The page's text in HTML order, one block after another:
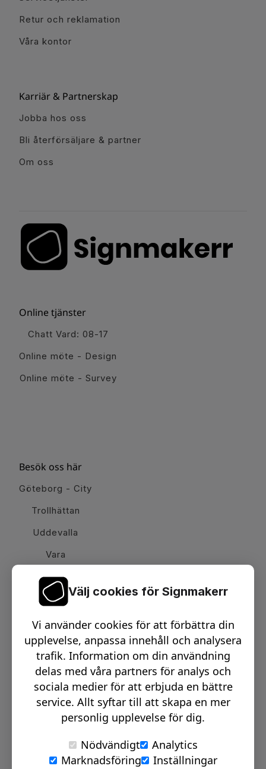
Retur och reklamation
Våra kontor
Karriär & Partnerskap
Jobba hos oss
Bli återförsäljare & partner
Om oss
Online tjänster
Chatt Vard: 08-17
Online möte - Design
Online möte - Survey
Besök oss här
Göteborg - City
Trollhättan
Uddevalla
Vara
Email:info@signmakerr.se
PSST, HÄNG MED PÅ VÅR RESA!
© Signmakerr 2022 - 2026
Välj cookies för Signmakerr
Vi använder cookies för att förbättra din
upplevelse, anpassa innehåll och analysera
trafik. Information om din användning
delas med våra partners för analys och
sociala medier för att erbjuda en bättre
service. Allt syftar till att skapa en mer
personlig upplevelse för dig.
Nödvändigt
Analytics
Marknadsföring
Inställningar